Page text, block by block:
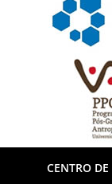
CENTRO